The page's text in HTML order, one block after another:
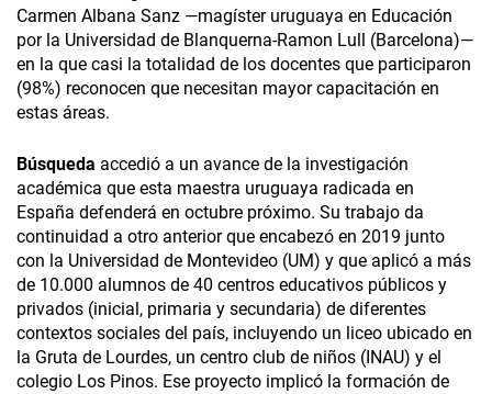
Carmen Albana Sanz —magíster uruguaya en Educación
por la Universidad de Blanquerna-Ramon Lull (Barcelona)—
en la que casi la totalidad de los docentes que participaron
(98%) reconocen que necesitan mayor capacitación en
estas áreas.
Búsqueda accedió a un avance de la investigación
académica que esta maestra uruguaya radicada en
España defenderá en octubre próximo. Su trabajo da
continuidad a otro anterior que encabezó en 2019 junto
con la Universidad de Montevideo (UM) y que aplicó a más
de 10.000 alumnos de 40 centros educativos públicos y
privados (inicial, primaria y secundaria) de diferentes
contextos sociales del país, incluyendo un liceo ubicado en
la Gruta de Lourdes, un centro club de niños (INAU) y el
colegio Los Pinos. Ese proyecto implicó la formación de